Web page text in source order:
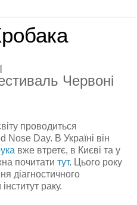
Червоні
проводиться
Nose Day. В Україні він
вже втретє, в Києві та у
почитати тут. Цього року
діагностичного
раку.